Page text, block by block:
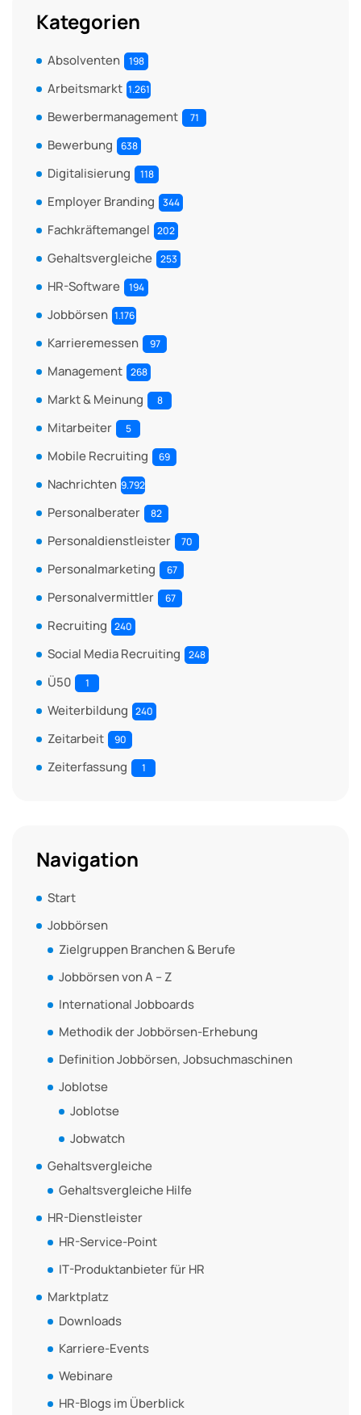
Kategorien
Absolventen 198
Arbeitsmarkt 1.261
Bewerbermanagement 71
Bewerbung 638
Digitalisierung 118
Employer Branding 344
Fachkräftemangel 202
Gehaltsvergleiche 253
HR-Software 194
Jobbörsen 1.176
Karrieremessen 97
Management 268
Markt & Meinung 8
Mitarbeiter 5
Mobile Recruiting 69
Nachrichten 9.792
Personalberater 82
Personaldienstleister 70
Personalmarketing 67
Personalvermittler 67
Recruiting 240
Social Media Recruiting 248
Ü50 1
Weiterbildung 240
Zeitarbeit 90
Zeiterfassung 1
Navigation
Start
Jobbörsen
Zielgruppen Branchen & Berufe
Jobbörsen von A – Z
International Jobboards
Methodik der Jobbörsen-Erhebung
Definition Jobbörsen, Jobsuchmaschinen
Joblotse
Joblotse
Jobwatch
Gehaltsvergleiche
Gehaltsvergleiche Hilfe
HR-Dienstleister
HR-Service-Point
IT-Produktanbieter für HR
Marktplatz
Downloads
Karriere-Events
Webinare
HR-Blogs im Überblick